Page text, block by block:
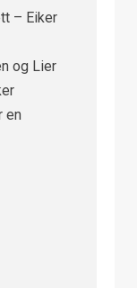
– Eiker
og Lier
en